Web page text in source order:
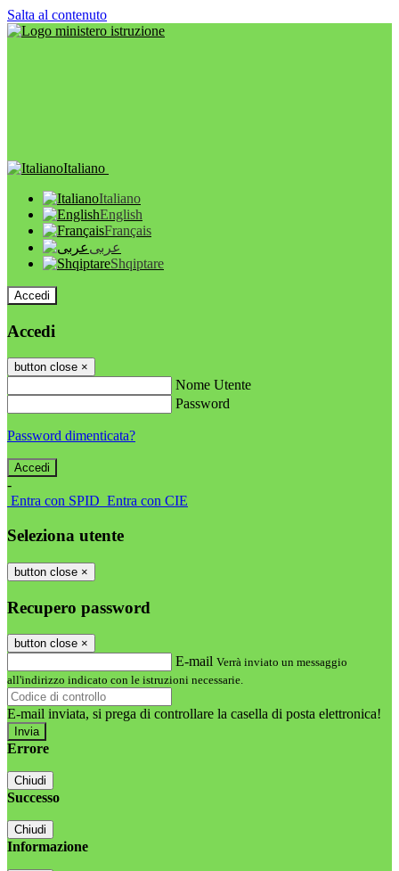
Salta al contenuto
Italiano
Italiano
English
Français
عربى
Shqiptare
Accedi
Accedi
button close ×
Nome Utente
Password
Password dimenticata?
-
Entra con SPID Entra con CIE
Seleziona utente
button close ×
Recupero password
button close ×
E-mail Verrà inviato un messaggio
all'indirizzo indicato con le istruzioni necessarie.
E-mail inviata, si prega di controllare la casella di posta elettronica!
Errore
Chiudi
Successo
Chiudi
Informazione